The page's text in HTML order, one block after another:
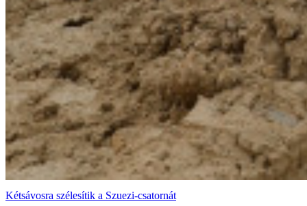
Kétsávosra szélesítik a Szuezi-csatornát